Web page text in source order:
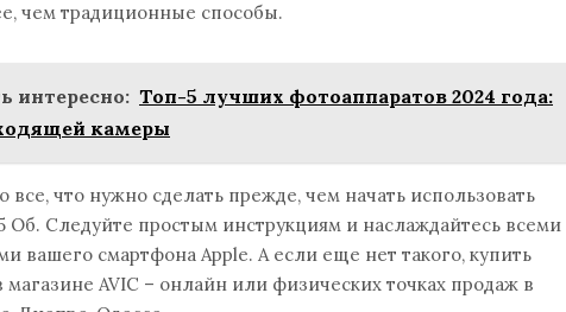
чем традиционные способы.
интересно: Топ-5 лучших фотоаппаратов 2024 года:
камеры
все, что нужно сделать прежде, чем начать использовать
Об. Следуйте простым инструкциям и наслаждайтесь всеми
вашего смартфона Apple. А если еще нет такого, купить
AVIC – онлайн или физических точках продаж в